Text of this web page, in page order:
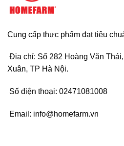
Cung cấp thực phẩm đạt tiêu
Địa chỉ: Số 282 Hoàng Văn
Xuân, TP Hà Nội.
Số điện thoại: 02471081008
Email: info@homefarm.vn